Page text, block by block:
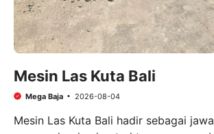
Mesin Las Kuta Bali
Mega Baja 2026-08-04
Mesin Las Kuta Bali hadir sebagai